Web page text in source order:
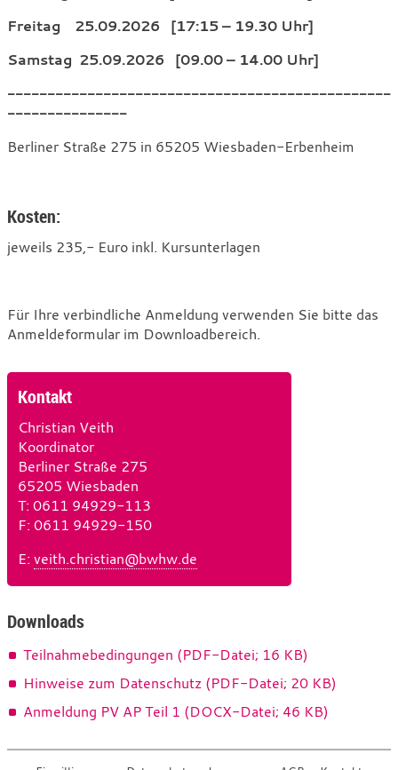
Freitag 25.09.2026 [17:15 – 19.30 Uhr]
Samstag 25.09.2026 [09.00 – 14.00 Uhr]
------------------------------------------------
---------------
Berliner Straße 275 in 65205 Wiesbaden-Erbenheim
Kosten:
jeweils 235,- Euro inkl. Kursunterlagen
Für Ihre verbindliche Anmeldung verwenden Sie bitte das
Anmeldeformular im Downloadbereich.
Kontakt
Christian Veith
Koordinator
Berliner Straße 275
65205 Wiesbaden
Te
l
f
o
: 0611 94929-113
Fa: 0611 94929-150
E-
i
: veith.christian@bwhw.de
Downloads
Teilnahmebedingungen (PDF-Datei; 16 KB)
Hinweise zum Datenschutz (PDF-Datei; 20 KB)
Anmeldung PV AP Teil 1 (DOCX-Datei; 46 KB)